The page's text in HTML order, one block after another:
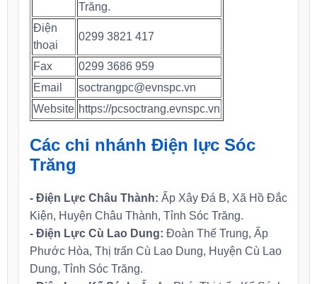
Trăng.
Điện
thoại
0299 3821 417
Fax
0299 3686 959
Email
soctrangpc@evnspc.vn
Website https://pcsoctrang.evnspc.vn
Các chi nhánh Điện lực Sóc
Trăng
- Điện Lực Châu Thành: Ấp Xây Đá B, Xã Hồ Đắc
Kiện, Huyện Châu Thành, Tỉnh Sóc Trăng.
- Điện Lực Cù Lao Dung: Đoàn Thế Trung, Ấp
Phước Hòa, Thị trấn Cù Lao Dung, Huyện Cù Lao
Dung, Tỉnh Sóc Trăng.